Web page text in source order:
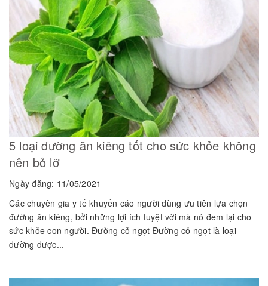
5 loại đường ăn kiêng tốt cho sức khỏe không
nên bỏ lỡ
Ngày đăng: 11/05/2021
Các chuyên gia y tế khuyến cáo người dùng ưu tiên lựa chọn
đường ăn kiêng, bởi những lợi ích tuyệt vời mà nó đem lại cho
sức khỏe con người. Đường cỏ ngọt Đường cỏ ngọt là loại
đường được...